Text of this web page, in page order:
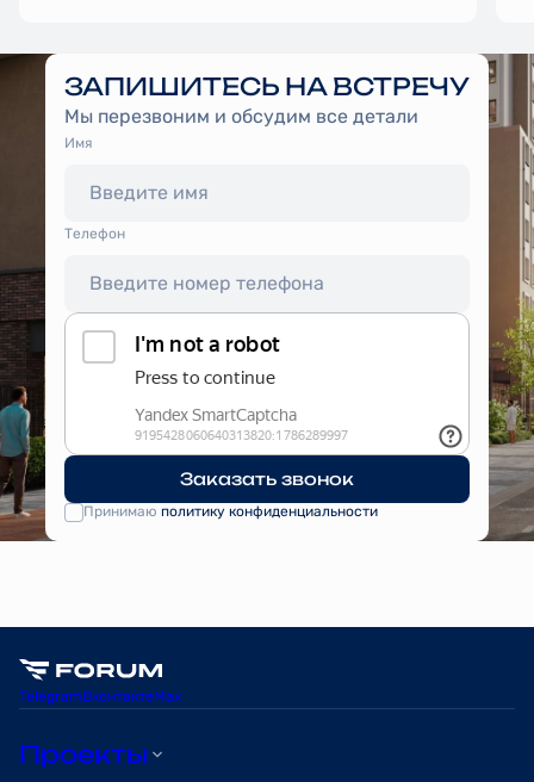
ЗАПИШИТЕСЬ НА ВСТРЕЧУ
Мы перезвоним и обсудим все детали
Имя
Tелефон
Заказать звонок
Принимаю политику конфиденциальности
TelegramВконтактеMax
Проекты